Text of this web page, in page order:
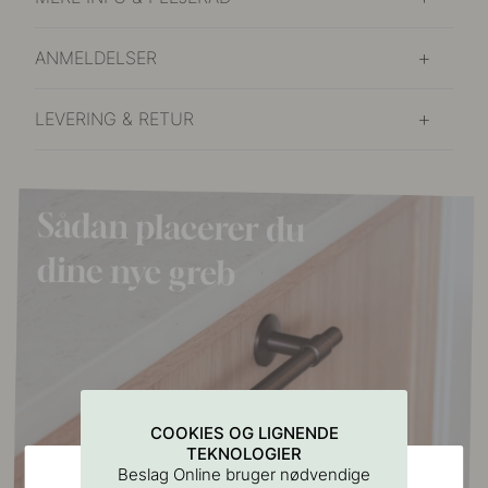
ANMELDELSER
LEVERING & RETUR
COOKIES OG LIGNENDE
TEKNOLOGIER
Beslag Online bruger nødvendige